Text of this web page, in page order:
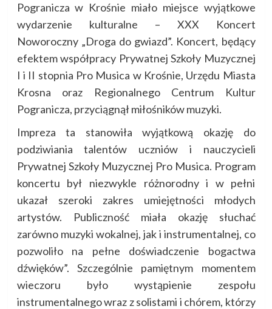
Pogranicza w Krośnie miało miejsce wyjątkowe
wydarzenie kulturalne – XXX Koncert
Noworoczny „Droga do gwiazd”. Koncert, będący
efektem współpracy Prywatnej Szkoły Muzycznej
I i II stopnia Pro Musica w Krośnie, Urzędu Miasta
Krosna oraz Regionalnego Centrum Kultur
Pogranicza, przyciągnął miłośników muzyki.
Impreza ta stanowiła wyjątkową okazję do
podziwiania talentów uczniów i nauczycieli
Prywatnej Szkoły Muzycznej Pro Musica. Program
koncertu był niezwykle różnorodny i w pełni
ukazał szeroki zakres umiejętności młodych
artystów. Publiczność miała okazję słuchać
zarówno muzyki wokalnej, jak i instrumentalnej, co
pozwoliło na pełne doświadczenie bogactwa
dźwięków”. Szczególnie pamiętnym momentem
wieczoru było wystąpienie zespołu
instrumentalnego wraz z solistami i chórem, którzy